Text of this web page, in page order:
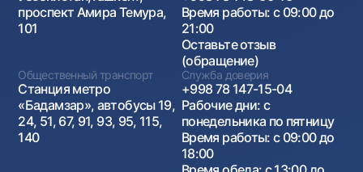
проспект Амира Темура,
101
Время работы: с 09:00 до
21:00
Оставьте отзыв
(обращение)
Общественный транспорт
Станция метро
«Бадамзар», автобусы 19,
24, 51, 67, 91, 93, 95, 115,
140
Служба доверия
+998 78 147-15-04
Рабочие дни: с
понедельника по пятницу
Время работы: с 09:00 до
18:00